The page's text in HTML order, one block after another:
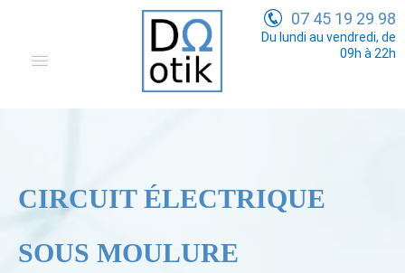
Communication
07 45 19 29 98
Du lundi au vendredi, de
09h à 22h
CIRCUIT ÉLECTRIQUE
SOUS MOULURE